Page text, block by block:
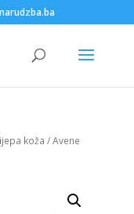
koža / Avene